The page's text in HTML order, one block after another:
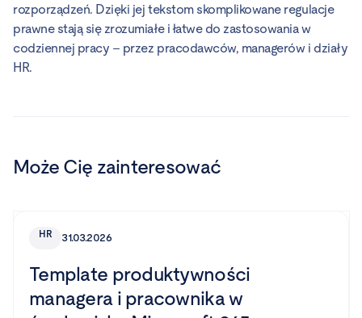
rozporządzeń. Dzięki jej tekstom skomplikowane regulacje
prawne stają się zrozumiałe i łatwe do zastosowania w
codziennej pracy – przez pracodawców, managerów i działy
HR.
Może Cię zainteresować
HR 31.03.2026
Template produktywności
managera i pracownika w